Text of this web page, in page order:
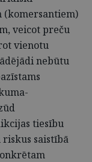
(komersantiem)
veicot preču
vienotu
nebūtu
tiesību
saistībā